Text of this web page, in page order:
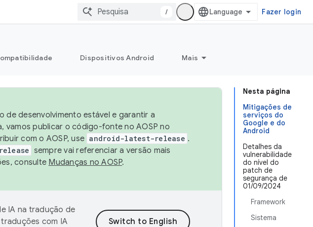
/ Fazer login
Dispositivos Android Mais
Nesta página
Mitigações de
serviços do
Google e do
Android
Detalhes da
vulnerabilidade
do nível do
patch de
segurança de
01/09/2024
Framework
Sistema
de desenvolvimento estável e garantir a
vamos publicar o código-fonte no AOSP no
com o AOSP, use android-latest-release .
sempre vai referenciar a versão mais
consulte Mudanças no AOSP.
IA na tradução de
com IA